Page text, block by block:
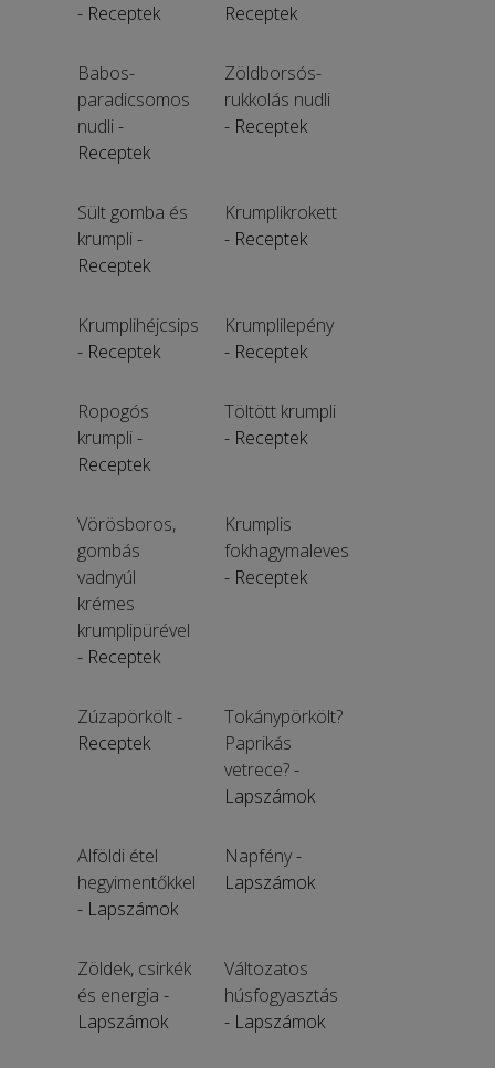
- Receptek
Receptek
Babos-
paradicsomos
nudli-
Receptek
Zöldborsós-
rukkolás nudli
- Receptek
Sült gomba és
krumpli-
Receptek
Krumplikrokett
- Receptek
Krumplihéjcsips
- Receptek
Krumplilepény
- Receptek
Ropogós
krumpli-
Receptek
Töltött krumpli
- Receptek
Vörösboros,
gombás
vadnyúl
krémes
krumplipürével
- Receptek
Krumplis
fokhagymaleves
- Receptek
Zúzapörkölt-
Receptek
Tokánypörkölt?
Paprikás
vetrece?-
Lapszámok
Alföldi étel
hegyimentőkkel
- Lapszámok
Napfény-
Lapszámok
Zöldek, csirkék
és energia -
Lapszámok
Változatos
húsfogyasztás
- Lapszámok